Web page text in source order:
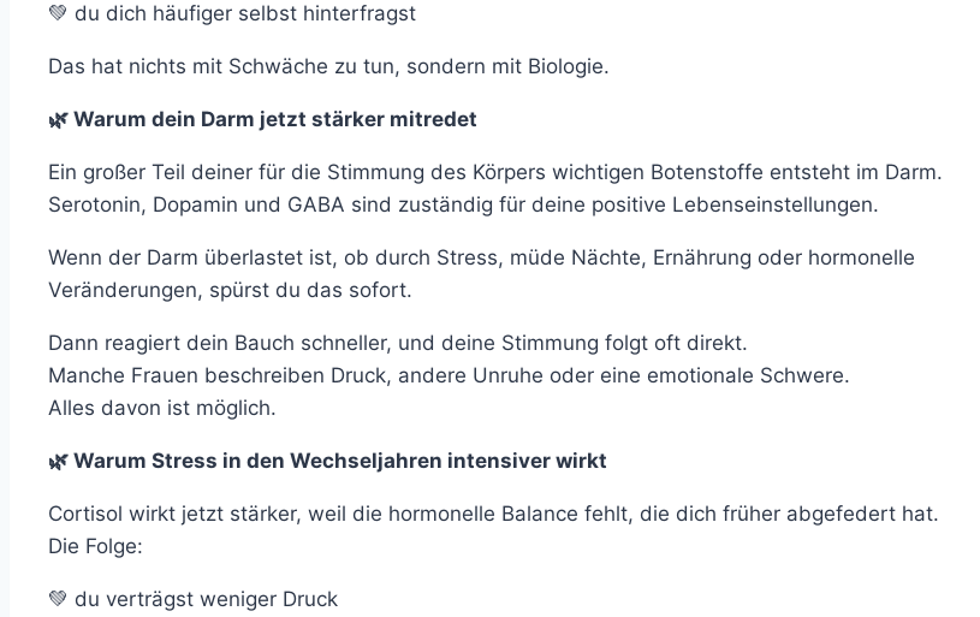
💚 du dich häufiger selbst hinterfragst
Das hat nichts mit Schwäche zu tun, sondern mit Biologie.
🌿 Warum dein Darm jetzt stärker mitredet
Ein großer Teil deiner für die Stimmung des Körpers wichtigen Botenstoffe entsteht im Darm.
Serotonin, Dopamin und GABA sind zuständig für deine positive Lebenseinstellungen.
Wenn der Darm überlastet ist, ob durch Stress, müde Nächte, Ernährung oder hormonelle
Veränderungen, spürst du das sofort.
Dann reagiert dein Bauch schneller, und deine Stimmung folgt oft direkt.
Manche Frauen beschreiben Druck, andere Unruhe oder eine emotionale Schwere.
Alles davon ist möglich.
🌿 Warum Stress in den Wechseljahren intensiver wirkt
Cortisol wirkt jetzt stärker, weil die hormonelle Balance fehlt, die dich früher abgefedert hat.
Die Folge:
💚 du verträgst weniger Druck